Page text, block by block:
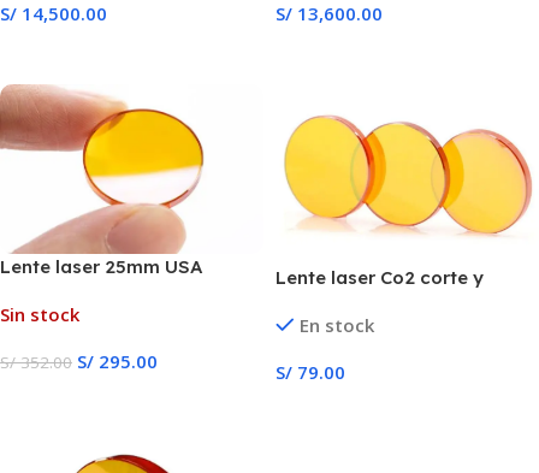
S/ 14,500.00
S/ 13,600.00
Lente laser 25mm USA
Sin stock
S/352.00 S/ 295.00
Lente laser Co2 corte y
20mm FL 50.8mm & 63.5mm
En stock
S/ 79.00